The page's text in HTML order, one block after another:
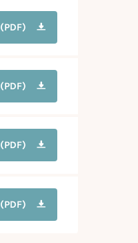
(PDF)
(PDF)
(PDF)
(PDF)